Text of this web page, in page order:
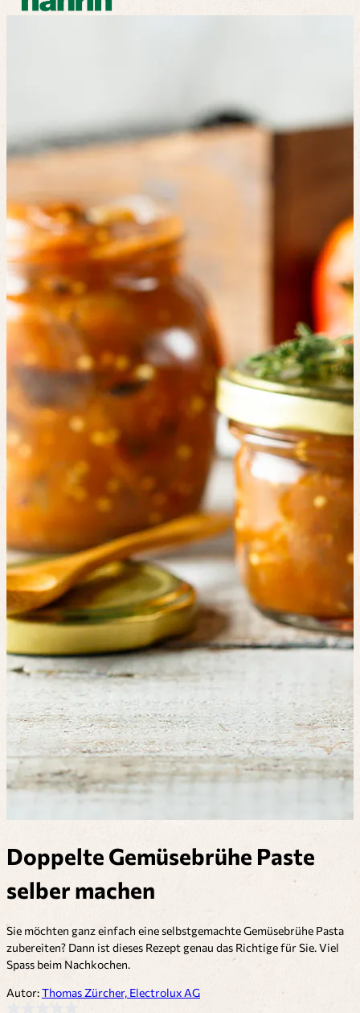
Doppelte Gemüsebrühe Paste
selber machen
Sie möchten ganz einfach eine selbstgemachte Gemüsebrühe Pasta
zubereiten? Dann ist dieses Rezept genau das Richtige für Sie. Viel
Spass beim Nachkochen.
Autor:Thomas Zürcher, Electrolux AG